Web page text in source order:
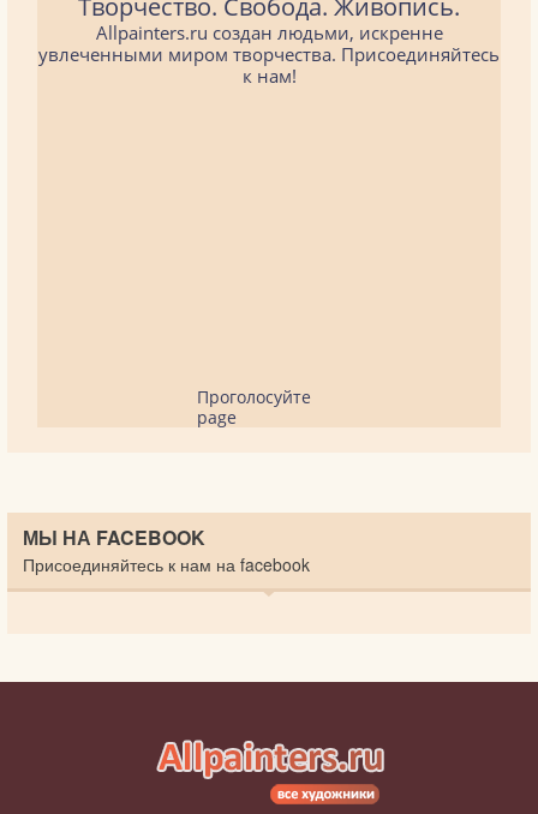
Allpainters.ru создан людьми, искренне
увлеченными миром творчества. Присоединяйтесь
к нам!
Проголосуйте
page
МЫ НА FACEBOOK
Присоединяйтесь к нам на facebook